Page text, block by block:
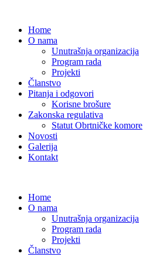
Home
O nama
Unutrašnja organizacija
Program rada
Projekti
Članstvo
Pitanja i odgovori
Korisne brošure
Zakonska regulativa
Statut Obrtničke komore
Novosti
Galerija
Kontakt
Home
O nama
Unutrašnja organizacija
Program rada
Projekti
Članstvo